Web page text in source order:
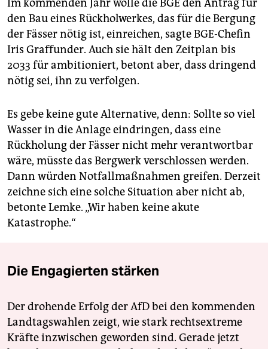
Im kommenden Jahr wolle die BGE den Antrag für
den Bau eines Rückholwerkes, das für die Bergung
der Fässer nötig ist, einreichen, sagte BGE-Chefin
Iris Graffunder. Auch sie hält den Zeitplan bis
2033 für ambitioniert, betont aber, dass dringend
nötig sei, ihn zu verfolgen.
Es gebe keine gute Alternative, denn: Sollte so viel
Wasser in die Anlage eindringen, dass eine
Rückholung der Fässer nicht mehr verantwortbar
wäre, müsste das Bergwerk verschlossen werden.
Dann würden Notfallmaßnahmen greifen. Derzeit
zeichne sich eine solche Situation aber nicht ab,
betonte Lemke. „Wir haben keine akute
Katastrophe.“
Die Engagierten stärken
Der drohende Erfolg der AfD bei den kommenden
Landtagswahlen zeigt, wie stark rechtsextreme
Kräfte inzwischen geworden sind. Gerade jetzt